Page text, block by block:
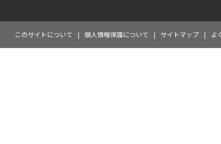
このサイトについて 個人情報保護について サイトマップ よ